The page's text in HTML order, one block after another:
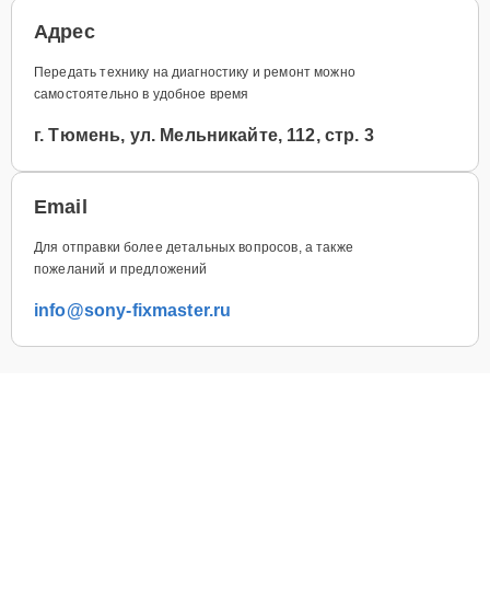
Адрес
Передать технику на диагностику и ремонт можно
самостоятельно в удобное время
г. Тюмень, ул. Мельникайте, 112, стр. 3
Email
Для отправки более детальных вопросов, а также
пожеланий и предложений
info@sony-fixmaster.ru